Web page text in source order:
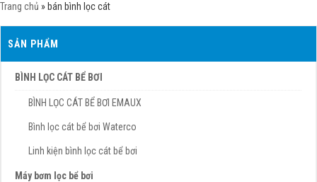
Trang chủ » bán bình lọc cát
SẢN PHẨM
BÌNH LỌC CÁT BỂ BƠI
BÌNH LỌC CÁT BỂ BƠI EMAUX
Bình lọc cát bể bơi Waterco
Linh kiện bình lọc cát bể bơi
Máy bơm lọc bể bơi